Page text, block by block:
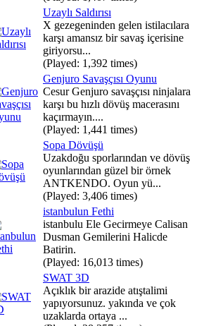
Uzaylı Saldırısı
X gezegeninden gelen istilacılara
karşı amansız bir savaş içerisine
giriyorsu...
(Played: 1,392 times)
Genjuro Savaşçısı Oyunu
Cesur Genjuro savaşçısı ninjalara
karşı bu hızlı dövüş macerasını
kaçırmayın....
(Played: 1,441 times)
Sopa Dövüşü
Uzakdoğu sporlarından ve dövüş
oyunlarından güzel bir örnek
ANTKENDO. Oyun yü...
(Played: 3,406 times)
istanbulun Fethi
istanbulu Ele Gecirmeye Calisan
Dusman Gemilerini Halicde
Batirin.
(Played: 16,013 times)
SWAT 3D
Açıklık bir arazide atıştalimi
yapıyorsunuz. yakında ve çok
uzaklarda ortaya ...